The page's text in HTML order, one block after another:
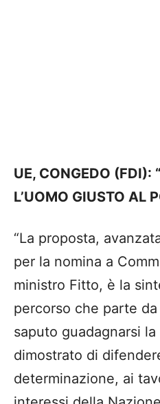
UE, CONGEDO (FDI):
L’UOMO GIUSTO AL
“La proposta,
per la nomina a
ministro Fitto, è la
percorso che parte
saputo guadagnarsi la
dimostrato di
determinazione, ai